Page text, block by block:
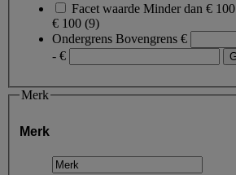
Facet waarde Minder dan € 100
€ 100 (9)
Ondergrens Bovengrens €
- €
Merk
Merk